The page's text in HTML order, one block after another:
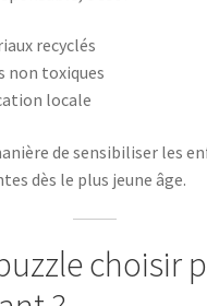
recyclés
non toxiques
locale
de sensibiliser les
dès le plus jeune âge.
choisir